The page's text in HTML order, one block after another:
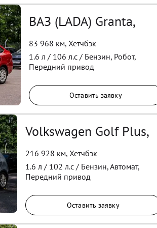
ВАЗ (LADA) Granta,
83 968 км, Хетчбэк
1.6 л / 106 л.с / Бензин, Робот,
Передний привод
Оставить заявку
Volkswagen Golf Plus,
216 928 км,Хетчбэк
1.6 л / 102 л.с / Бензин,Автомат,
Передний привод
Оставить заявку